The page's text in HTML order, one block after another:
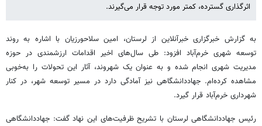
اثرگذاری گسترده، کمتر مورد توجه قرار می‌گیرند.
به گزارش خبرگزاری خبرآنلاین از لرستان، امین سلاحورزیان با اشاره به روند
توسعه شهری خرم‌آباد افزود: طی سال‌های اخیر اقدامات ارزشمندی در حوزه
مدیریت شهری انجام شده و به عنوان یک شهروند، آثار این تحولات را به‌خوبی
مشاهده کرده‌ام. جهاددانشگاهی نیز آمادگی دارد در مسیر توسعه شهر، در کنار
شهرداری خرم‌آباد قرار گیرد.
رئیس جهاددانشگاهی لرستان با تشریح ظرفیت‌های این نهاد گفت: جهاددانشگاهی